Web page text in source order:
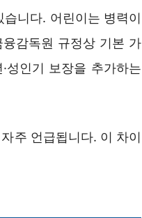
니다. 어린이는 병력이
감독원 규정상 기본 가
성인기 보장을 추가하는
주 언급됩니다. 이 차이